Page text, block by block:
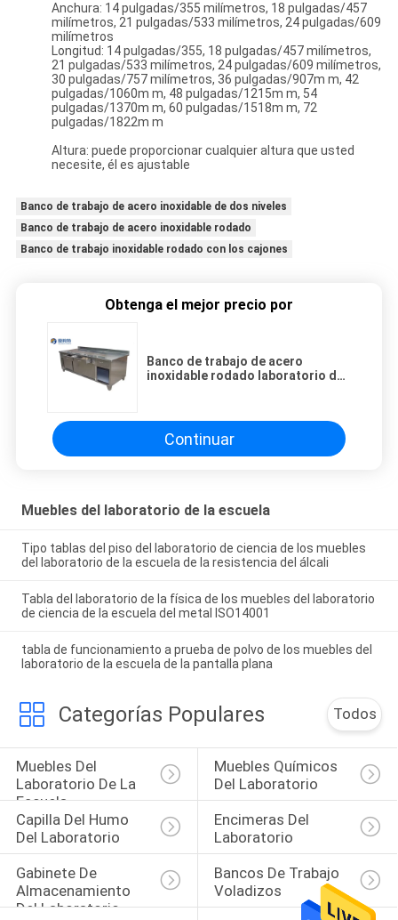
Anchura: 14 pulgadas/355 milímetros, 18 pulgadas/457
milímetros, 21 pulgadas/533 milímetros, 24 pulgadas/609
milímetros
Longitud: 14 pulgadas/355, 18 pulgadas/457 milímetros,
21 pulgadas/533 milímetros, 24 pulgadas/609 milímetros,
30 pulgadas/757 milímetros, 36 pulgadas/907m m, 42
pulgadas/1060m m, 48 pulgadas/1215m m, 54
pulgadas/1370m m, 60 pulgadas/1518m m, 72
pulgadas/1822m m
Altura: puede proporcionar cualquier altura que usted
necesite, él es ajustable
Banco de trabajo de acero inoxidable de dos niveles
Banco de trabajo de acero inoxidable rodado
Banco de trabajo inoxidable rodado con los cajones
Obtenga el mejor precio por
Banco de trabajo de acero
inoxidable rodado laboratorio de
Continuar
Muebles del laboratorio de la escuela
Tipo tablas del piso del laboratorio de ciencia de los muebles
del laboratorio de la escuela de la resistencia del álcali
Tabla del laboratorio de la física de los muebles del laboratorio
de ciencia de la escuela del metal ISO14001
tabla de funcionamiento a prueba de polvo de los muebles del
laboratorio de la escuela de la pantalla plana
Categorías Populares Todos
Muebles Del
Laboratorio De La
Escuela
Muebles Químicos
Del Laboratorio
Capilla Del Humo
Del Laboratorio
Encimeras Del
Laboratorio
Gabinete De
Almacenamiento
Del Laboratorio
Bancos De Trabajo
Voladizos